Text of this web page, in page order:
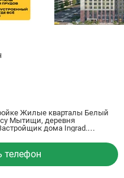
Жилые кварталы Белый
Мытищи, деревня
дома Ingrad.
с черновой отделкой, в 26
Медведково. Общая площадь
на СтройкиРУ 759011,
телефон